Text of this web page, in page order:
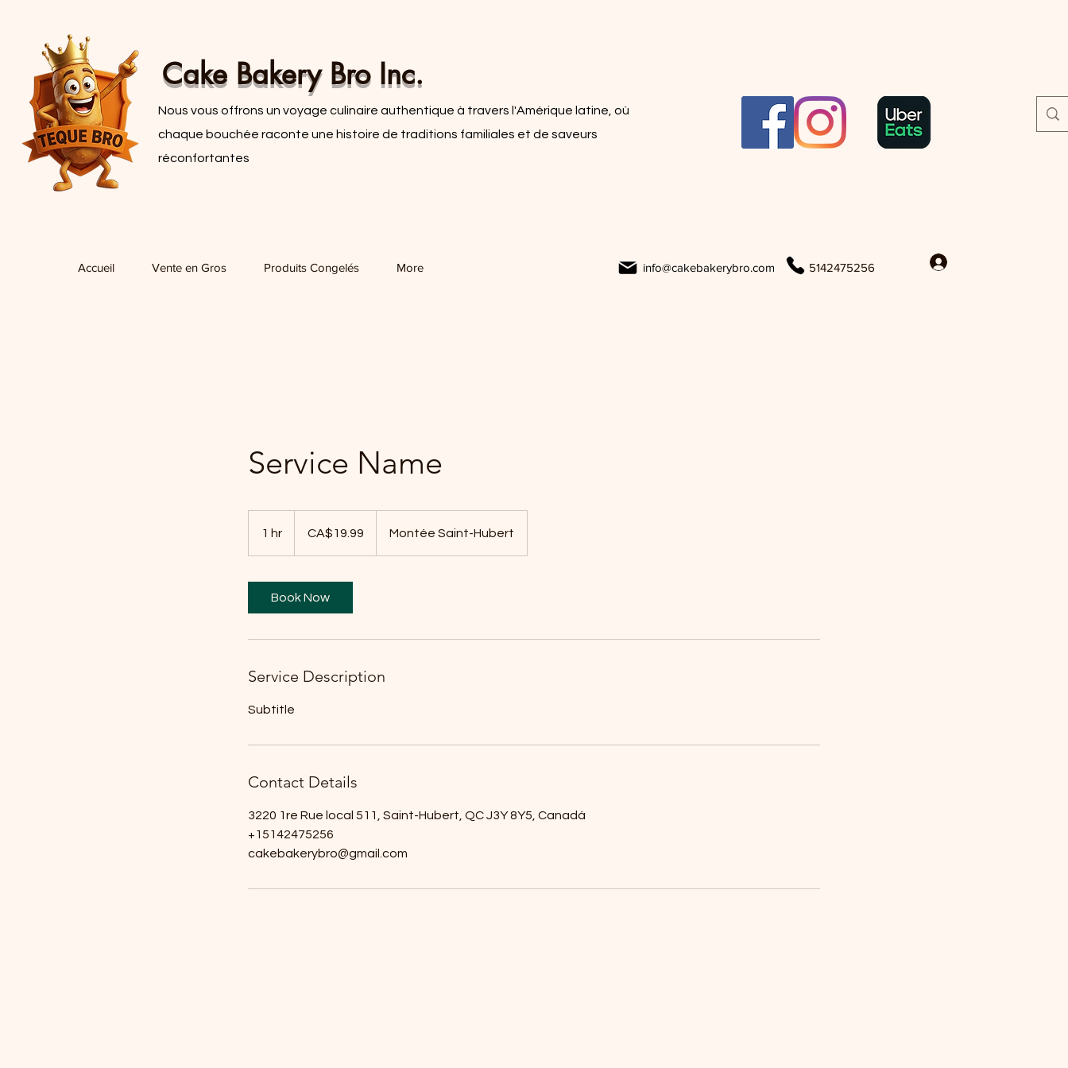
Cake Bakery Bro Inc.
Nous vous offrons un voyage culinaire authentique à travers l'Amérique latine, où
chaque bouchée raconte une histoire de traditions familiales et de saveurs
réconfortantes
Accueil Vente en Gros Produits Congelés More info@cakebakerybro.com 5142475256
Service Name
1 hr
dollarsCA$19.99 Montée Saint-Hubert
Book Now
Service Description
Subtitle
Contact Details
3220 1re Rue local 511, Saint-Hubert, QC J3Y 8Y5, Canadá
+15142475256
cakebakerybro@gmail.com